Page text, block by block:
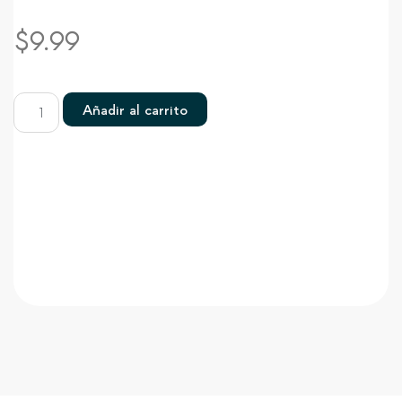
$9.99
Añadir al carrito